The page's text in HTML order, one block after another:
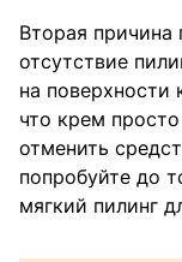
Вторая
отсутствие
на
что крем
отменить
попробуйте до
мягкий пилинг